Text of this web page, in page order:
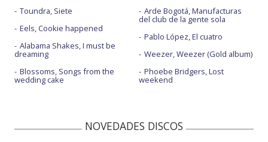
Toundra, Siete
Eels, Cookie happened
Alabama Shakes, I must be
dreaming
Blossoms, Songs from the
wedding cake
Arde Bogotá, Manufacturas
del club de la gente sola
Pablo López, El cuatro
Weezer, Weezer (Gold album)
Phoebe Bridgers, Lost
weekend
NOVEDADES DISCOS